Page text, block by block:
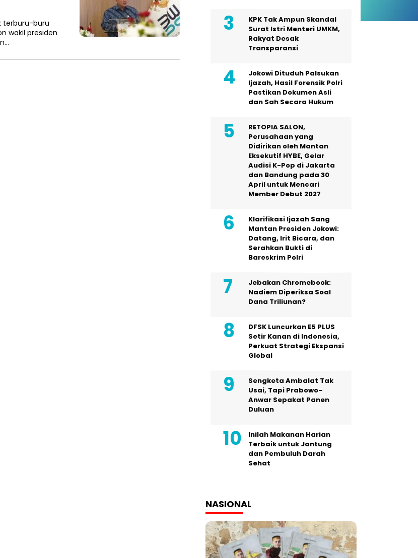
terburu-buru
wakil presiden
KPK Tak Ampun Skandal
Surat Istri Menteri UMKM,
Rakyat Desak
Transparansi
Jokowi Dituduh Palsukan
Ijazah, Hasil Forensik Polri
Pastikan Dokumen Asli
dan Sah Secara Hukum
RETOPIA SALON,
Perusahaan yang
Didirikan oleh Mantan
Eksekutif HYBE, Gelar
Audisi K-Pop di Jakarta
dan Bandung pada 30
April untuk Mencari
Member Debut 2027
Klarifikasi Ijazah Sang
Mantan Presiden Jokowi:
Datang, Irit Bicara, dan
Serahkan Bukti di
Bareskrim Polri
Jebakan Chromebook:
Nadiem Diperiksa Soal
Dana Triliunan?
DFSK Luncurkan E5 PLUS
Setir Kanan di Indonesia,
Perkuat Strategi Ekspansi
Global
Sengketa Ambalat Tak
Usai, Tapi Prabowo–
Anwar Sepakat Panen
Duluan
Inilah Makanan Harian
Terbaik untuk Jantung
dan Pembuluh Darah
Sehat
NASIONAL